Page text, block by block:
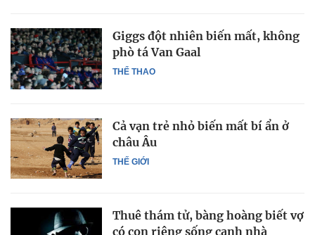
THỂ THAO
Giggs đột nhiên biến mất, không
phò tá Van Gaal
THẾ GIỚI
Cả vạn trẻ nhỏ biến mất bí ẩn ở
châu Âu
Thuê thám tử, bàng hoàng biết vợ
có con riêng sống cạnh nhà